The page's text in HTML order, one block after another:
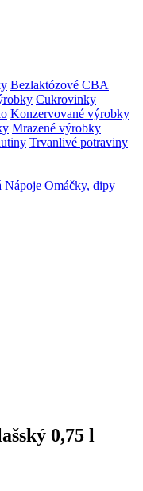
Bezlaktózové CBA
Cukrovinky
Konzervované výrobky
Mrazené výrobky
Trvanlivé potraviny
Nápoje Omáčky, dipy
0,75 l